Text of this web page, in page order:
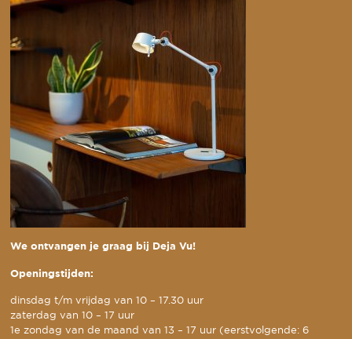
We ontvangen je graag bij Deja Vu!
Openingstijden:
dinsdag t/m vrijdag van 10 – 17.30 uur
zaterdag van 10 – 17 uur
1e zondag van de maand van 13 – 17 uur (eerstvolgende: 6